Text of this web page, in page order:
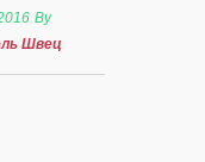
By
Швец